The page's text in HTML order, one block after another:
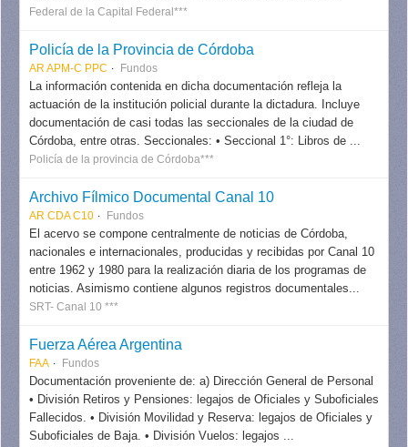
Federal de la Capital Federal***
Policía de la Provincia de Córdoba
AR APM-C PPC Fundos
La información contenida en dicha documentación refleja la
actuación de la institución policial durante la dictadura. Incluye
documentación de casi todas las seccionales de la ciudad de
Córdoba, entre otras. Seccionales: • Seccional 1°: Libros de ...
Policía de la provincia de Córdoba***
Archivo Fílmico Documental Canal 10
AR CDA C10 Fundos
El acervo se compone centralmente de noticias de Córdoba,
nacionales e internacionales, producidas y recibidas por Canal 10
entre 1962 y 1980 para la realización diaria de los programas de
noticias. Asimismo contiene algunos registros documentales...
SRT- Canal 10 ***
Fuerza Aérea Argentina
FAA Fundos
Documentación proveniente de: a) Dirección General de Personal
• División Retiros y Pensiones: legajos de Oficiales y Suboficiales
Fallecidos. • División Movilidad y Reserva: legajos de Oficiales y
Suboficiales de Baja. • División Vuelos: legajos ...